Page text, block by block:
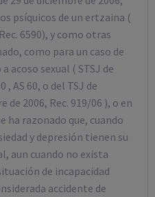
psíquicos de un ertzaina (
6590), y como otras
como para un caso de
acoso sexual ( STSJ de
, AS 60, o del TSJ de
de 2006, Rec. 919/06 ), o en
ha razonado que, cuando
y depresión tienen su
aun cuando no exista
de incapacidad
accidente de